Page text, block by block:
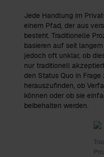
Jede Handlung im
einem Pfad, der aus
besteht. Traditionelle
basieren auf seit
jedoch oft unklar, ob
nur traditionell
den Status Quo in
herauszufinden, ob
können oder ob sie
beibehalten werden.